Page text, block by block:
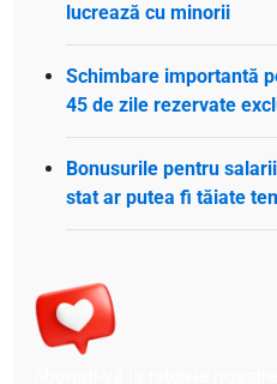
lucrează cu minorii
Schimbare importantă
45 de zile rezervate
Bonusurile pentru
stat ar putea fi tăiate